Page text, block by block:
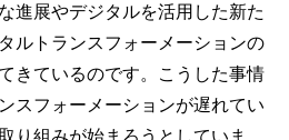
進展やデジタルを活用した新た
ルトランスフォーメーションの
きているのです。こうした事情
スフォーメーションが遅れてい
り組みが始まろうとしていま